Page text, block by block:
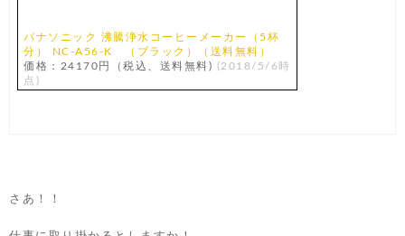
パナソニック 沸騰浄水コーヒーメーカー（5杯
分） NC‐A56‐K （ブラック）（送料無料）
価格：24170円（税込、送料無料) (2018/5/6時
点)
さあ！！